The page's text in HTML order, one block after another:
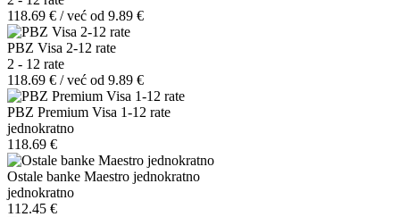
118.69 € / već od 9.89 €
PBZ Visa 2-12 rate
2 - 12 rate
118.69 € / već od 9.89 €
PBZ Premium Visa 1-12 rate
jednokratno
118.69 €
Ostale banke Maestro jednokratno
jednokratno
112.45 €